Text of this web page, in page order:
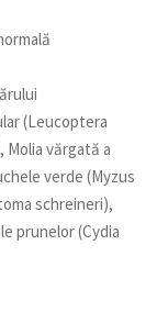
(Leucoptera
Molia vărgată a
verde (Myzus
schreineri),
prunelor (Cydia